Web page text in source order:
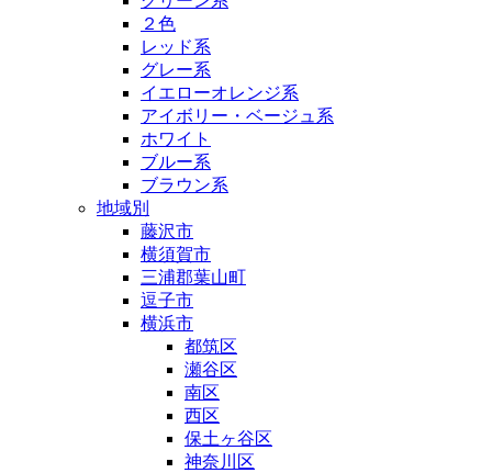
２色
レッド系
グレー系
イエローオレンジ系
アイボリー・ベージュ系
ホワイト
ブルー系
ブラウン系
地域別
藤沢市
横須賀市
三浦郡葉山町
逗子市
横浜市
都筑区
瀬谷区
南区
西区
保土ヶ谷区
神奈川区